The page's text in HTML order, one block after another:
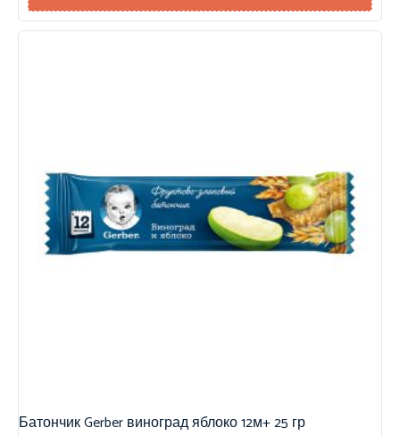
Батончик Gerber виноград яблоко 12м+ 25 гр